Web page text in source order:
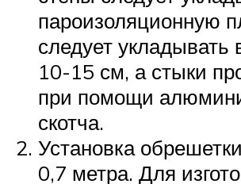
пароизоляционную
следует укладывать
10-15 см, а стыки
при помощи
скотча.
Установка
0,7 метра. Для